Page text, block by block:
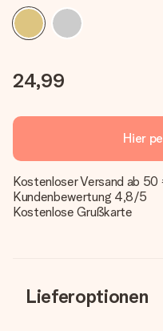
24,99
Hier
Kostenloser Versand ab
Kundenbewertung 4,8/5
Kostenlose Grußkarte
Lieferoptionen